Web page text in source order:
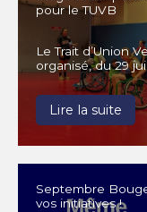
pour le TUVB
Le Trait d’Union
organisé, du 29
Lire la suite
Septembre
vos initiatives !